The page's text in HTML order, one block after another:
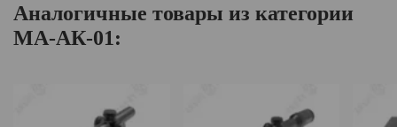
Аналогичные товары из категории
МА-АК-01: